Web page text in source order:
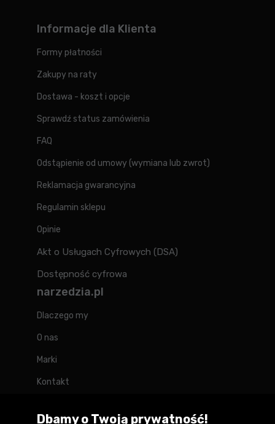
Informacje dla Klienta
Formy płatności
Zakupy na raty
Dostawa - koszt i opcje
Sprawdź status zamówienia
FAQ
Odstąpienie od umowy (wymiana lub zwrot)
Reklamacja gwarancyjna
Regulamin sklepu
Opinie
Akt o Usługach Cyfrowych (DSA)
Dostępność cyfrowa
narzedzia.pl
Dlaczego my
O nas
Marki
Kontakt
Dbamy o Twoją prywatność!